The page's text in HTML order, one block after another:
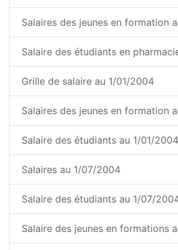
Salaires des jeunes en formation
Salaire des étudiants en
Grille de salaire au 1/01/2004
Salaires des jeunes en formation
Salaire des étudiants au 1/01/2004
Salaires au 1/07/2004
Salaire des étudiants au 1/07/
Salaire des jeunes en formations